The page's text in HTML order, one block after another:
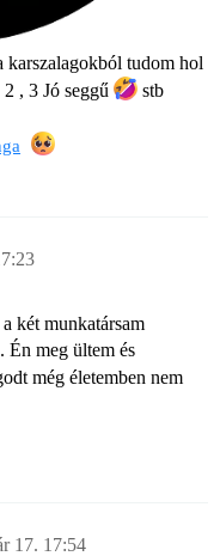
karszalagokból tudom hol
, 3 Jó seggű
stb
két munkatársam
Én meg ültem és
még életemben nem
17. 17:54